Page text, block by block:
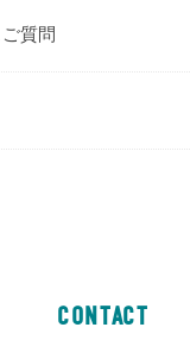
質問
CONTACT